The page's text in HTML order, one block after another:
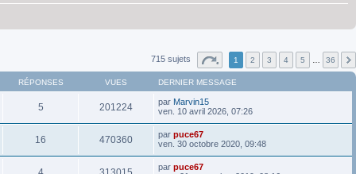
715 sujets 1 2 3 4 5 36
RÉPONSES VUES DERNIER MESSAGE
5 201224 par Marvin15
ven. 10 avril 2026, 07:26
16 470360 par puce67
ven. 30 octobre 2020, 09:48
par puce67